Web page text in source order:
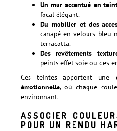
Un mur accentué en
focal élégant.
Du mobilier et des
canapé en velours
terracotta.
Des revêtements
peints effet soie ou des
Ces teintes apportent une
émotionnelle, où chaque
environnant.
ASSOCIER
POUR UN RENDU